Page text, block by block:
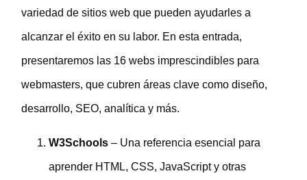
variedad de sitios web que pueden ayudarles a
alcanzar el éxito en su labor. En esta entrada,
presentaremos las 16 webs imprescindibles para
webmasters, que cubren áreas clave como diseño,
desarrollo, SEO, analítica y más.
W3Schools – Una referencia esencial para
aprender HTML, CSS, JavaScript y otras